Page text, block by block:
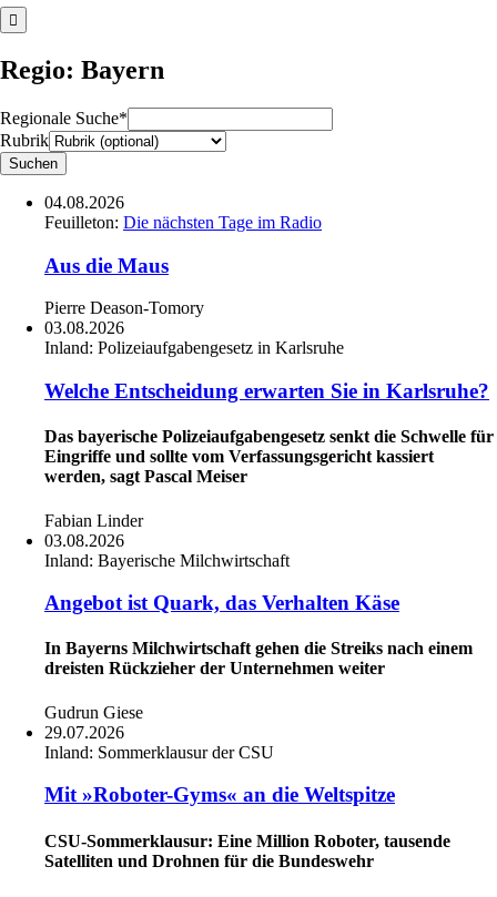
Regio: Bayern
Regionale Suche*
Rubrik
04.08.2026
Feuilleton: Die nächsten Tage im Radio
Aus die Maus
Pierre Deason-Tomory
03.08.2026
Inland: Polizeiaufgabengesetz in Karlsruhe
Welche Entscheidung erwarten Sie in Karlsruhe?
Das bayerische Polizeiaufgabengesetz senkt die Schwelle für
Eingriffe und sollte vom Verfassungsgericht kassiert
werden, sagt Pascal Meiser
Fabian Linder
03.08.2026
Inland: Bayerische Milchwirtschaft
Angebot ist Quark, das Verhalten Käse
In Bayerns Milchwirtschaft gehen die Streiks nach einem
dreisten Rückzieher der Unternehmen weiter
Gudrun Giese
29.07.2026
Inland: Sommerklausur der CSU
Mit »Roboter-Gyms« an die Weltspitze
CSU-Sommerklausur: Eine Million Roboter, tausende
Satelliten und Drohnen für die Bundeswehr